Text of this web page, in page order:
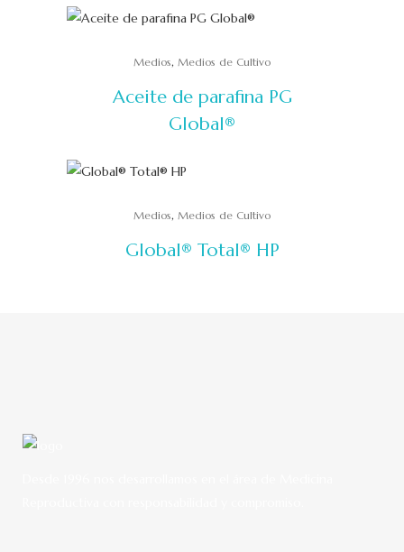
Medios, Medios de Cultivo
Aceite de parafina PG
Global®
Medios, Medios de Cultivo
Global® Total® HP